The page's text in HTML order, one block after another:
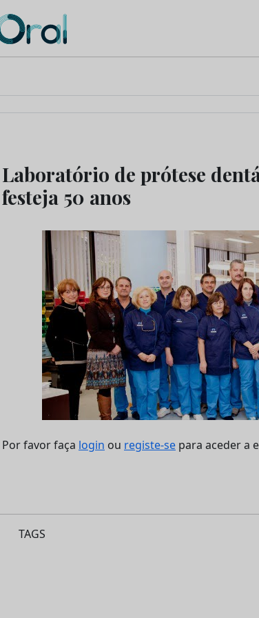
Laboratório de prótese
festeja 50 anos
Por favor faça login ou registe-se para aceder a
TAGS